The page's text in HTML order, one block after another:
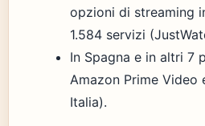
opzioni di streaming
1.584 servizi
In Spagna e in altri 7
Amazon Prime
Italia).